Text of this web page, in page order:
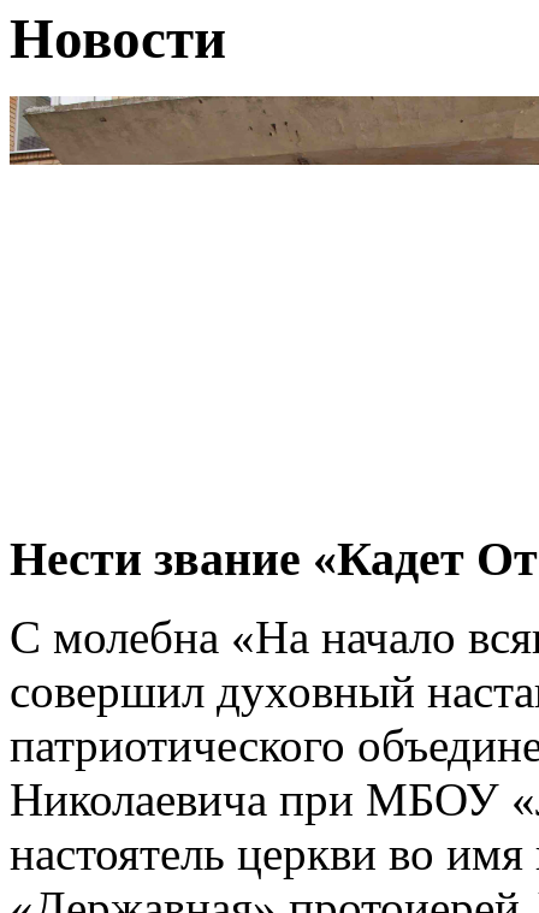
Новости
Нести звание «Кадет
С молебна «На начало
совершил духовный
патриотического
Николаевича при МБОУ
настоятель церкви во